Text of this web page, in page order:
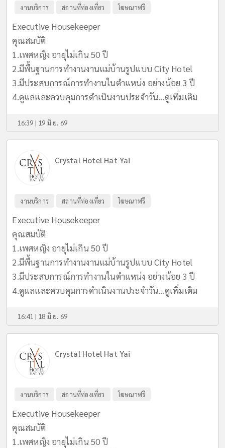
งานบริการ สถานที่ท่องเที่ยว โฆษณาฟรี
Executive Housekeeper
คุณสมบัติ
1.เพศหญิง อายุไม่เกิน 50 ปี
2.มีพื้นฐานการทำงานงานแม่บ้านรูปแบบ City Hotel
3.มีประสบการณ์การทำงานในตำแหน่ง อย่างน้อย 3 ปี
4.ดูแลและควบคุมการดำเนินงานประจำวัน...ดูเพิ่มเติม
16:39 | 19 มิ.ย. 69
Crystal Hotel Hat Yai
งานบริการ สถานที่ท่องเที่ยว โฆษณาฟรี
Executive Housekeeper
คุณสมบัติ
1.เพศหญิง อายุไม่เกิน 50 ปี
2.มีพื้นฐานการทำงานงานแม่บ้านรูปแบบ City Hotel
3.มีประสบการณ์การทำงานในตำแหน่ง อย่างน้อย 3 ปี
4.ดูแลและควบคุมการดำเนินงานประจำวัน...ดูเพิ่มเติม
16:41 | 18 มิ.ย. 69
Crystal Hotel Hat Yai
งานบริการ สถานที่ท่องเที่ยว โฆษณาฟรี
Executive Housekeeper
คุณสมบัติ
1.เพศหญิง อายุไม่เกิน 50 ปี